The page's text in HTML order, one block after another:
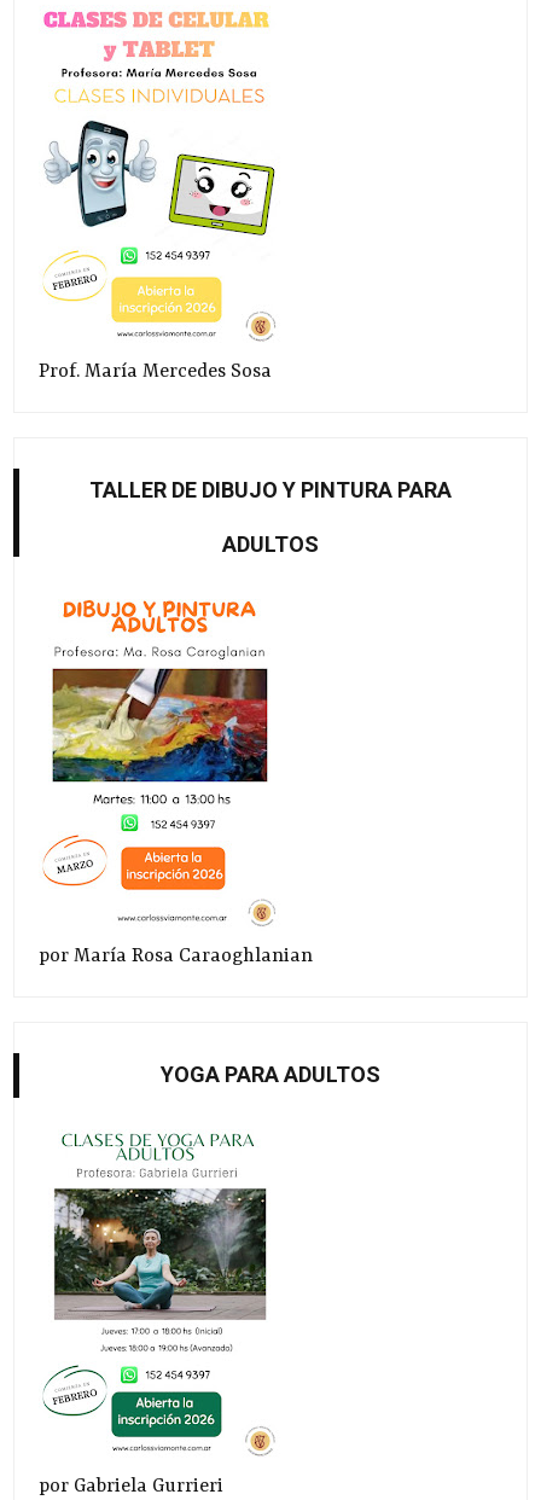
Prof. María Mercedes Sosa
TALLER DE DIBUJO Y PINTURA PARA
ADULTOS
por María Rosa Caraoghlanian
YOGA PARA ADULTOS
por Gabriela Gurrieri